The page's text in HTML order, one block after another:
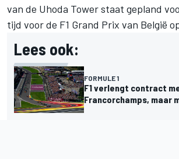
van de Uhoda Tower staat gepland
tijd voor de F1 Grand Prix van België
Lees ook:
FORMULE 1
F1 verlengt contract
Francorchamps, maar